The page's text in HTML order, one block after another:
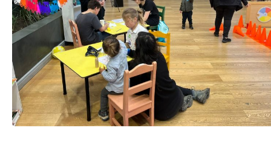
APP MÓVIL
TRANSPARENCIA